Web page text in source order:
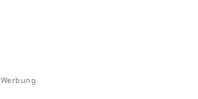
Werbung